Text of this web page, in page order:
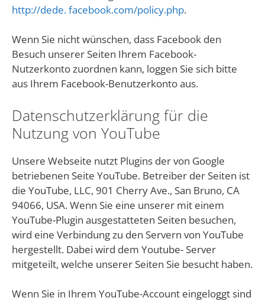
http://dede. facebook.com/policy.php.
Wenn Sie nicht wünschen, dass Facebook den
Besuch unserer Seiten Ihrem Facebook-
Nutzerkonto zuordnen kann, loggen Sie sich bitte
aus Ihrem Facebook-Benutzerkonto aus.
Datenschutzerklärung für die
Nutzung von YouTube
Unsere Webseite nutzt Plugins der von Google
betriebenen Seite YouTube. Betreiber der Seiten ist
die YouTube, LLC, 901 Cherry Ave., San Bruno, CA
94066, USA. Wenn Sie eine unserer mit einem
YouTube-Plugin ausgestatteten Seiten besuchen,
wird eine Verbindung zu den Servern von YouTube
hergestellt. Dabei wird dem Youtube- Server
mitgeteilt, welche unserer Seiten Sie besucht haben.
Wenn Sie in Ihrem YouTube-Account eingeloggt sind